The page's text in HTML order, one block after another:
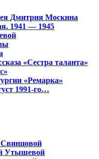
Дмитрия Москина
1941 — 1945
«Сестра таланта»
«Ремарка»
1991-го…
Утышевой